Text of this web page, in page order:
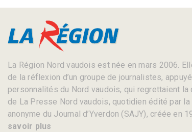
La Région Nord vaudois est née en mars 2006.
de la réflexion d’un groupe de journalistes,
personnalités du Nord vaudois, qui regrettaient la
de La Presse Nord vaudois, quotidien édité par la
anonyme du Journal d’Yverdon (SAJY), créée en
savoir plus